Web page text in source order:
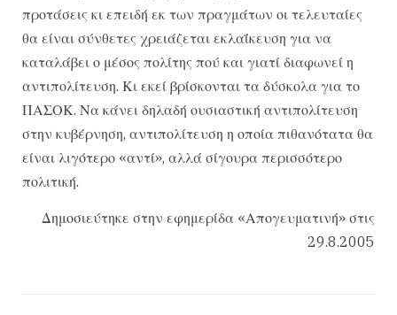
προτάσεις κι επειδή εκ των πραγμάτων οι τελευταίες
θα είναι σύνθετες χρειάζεται εκλαΐκευση για να
καταλάβει ο μέσος πολίτης πού και γιατί διαφωνεί η
αντιπολίτευση. Κι εκεί βρίσκονται τα δύσκολα για το
ΠΑΣΟΚ. Να κάνει δηλαδή ουσιαστική αντιπολίτευση
στην κυβέρνηση, αντιπολίτευση η οποία πιθανότατα θα
είναι λιγότερο «αντί», αλλά σίγουρα περισσότερο
πολιτική.
Δημοσιεύτηκε στην εφημερίδα «Απογευματινή» στις
29.8.2005